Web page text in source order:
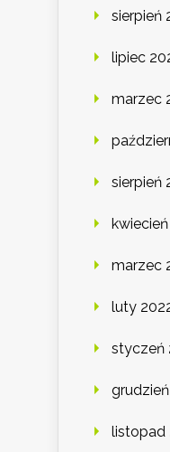
sierpień
lipiec
marzec
sierpień
marzec
luty
styczeń
listopad